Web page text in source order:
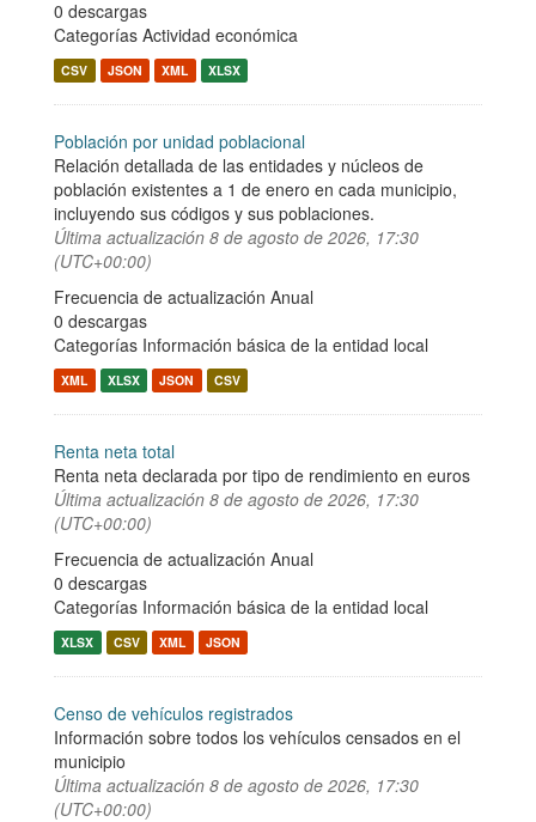
0 descargas
Categorías Actividad económica
CSV JSON XML XLSX
Población por unidad poblacional
Relación detallada de las entidades y núcleos de
población existentes a 1 de enero en cada municipio,
incluyendo sus códigos y sus poblaciones.
Última actualización 8 de agosto de 2026, 17:30
(UTC+00:00)
Frecuencia de actualización Anual
0 descargas
Categorías Información básica de la entidad local
XML XLSX JSON CSV
Renta neta total
Renta neta declarada por tipo de rendimiento en euros
Última actualización 8 de agosto de 2026, 17:30
(UTC+00:00)
Frecuencia de actualización Anual
0 descargas
Categorías Información básica de la entidad local
XLSX CSV XML JSON
Censo de vehículos registrados
Información sobre todos los vehículos censados en el
municipio
Última actualización 8 de agosto de 2026, 17:30
(UTC+00:00)